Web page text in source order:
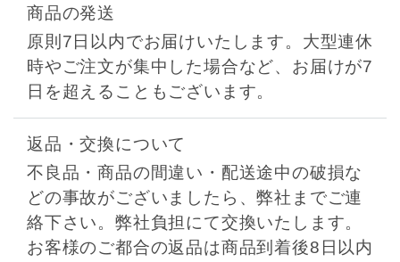
商品の発送
原則7日以内でお届けいたします。大型連休
時やご注文が集中した場合など、お届けが7
日を超えることもございます。
返品・交換について
不良品・商品の間違い・配送途中の破損な
どの事故がございましたら、弊社までご連
絡下さい。弊社負担にて交換いたします。
お客様のご都合の返品は商品到着後8日以内